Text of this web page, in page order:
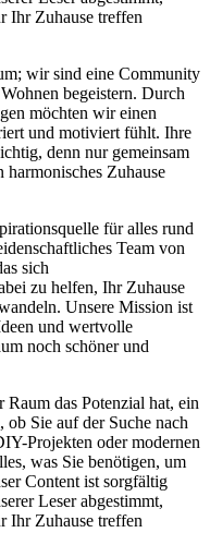
Ihr Zuhause treffen
wir sind eine Community
begeistern. Durch
möchten wir einen
und motiviert fühlt. Ihre
denn nur gemeinsam
Zuhause
für alles rund
Team von
sich
zu helfen, Ihr Zuhause
Unsere Mission ist
und wertvolle
noch schöner und
das Potenzial hat, ein
Sie auf der Suche nach
Projekten oder modernen
was Sie benötigen, um
Content ist sorgfältig
Leser abgestimmt,
Ihr Zuhause treffen